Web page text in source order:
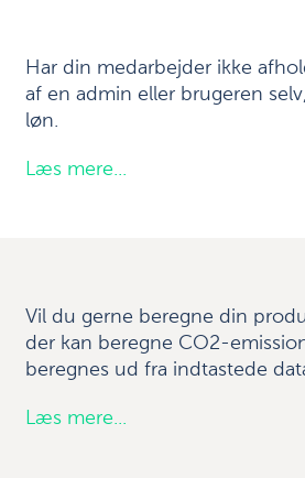
Har din medarbejder ikke
af en admin eller brugeren
løn.
Læs mere...
Vil du gerne beregne din
der kan beregne CO2-
beregnes ud fra indtastede
Læs mere...